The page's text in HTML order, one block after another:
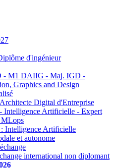
d'ingénieur
- M1 DAIIG - Maj. IGD -
Graphics and Design
Digital d'Entreprise
Intelligence Artificielle - Expert
Intelligence Artificielle
et autonome
international non diplomant